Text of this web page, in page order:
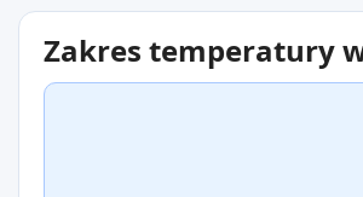
Zakres temperatury